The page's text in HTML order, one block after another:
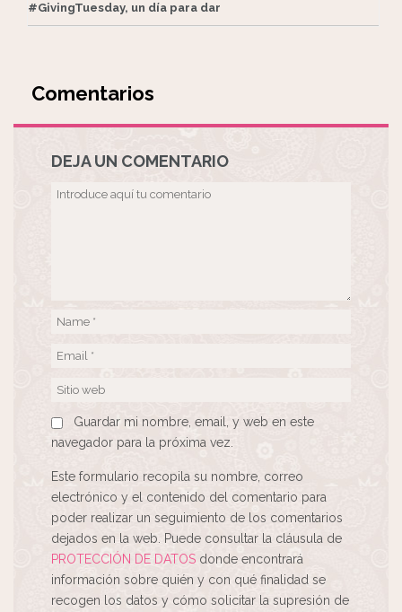
#GivingTuesday, un día para dar
Comentarios
DEJA UN COMENTARIO
Guardar mi nombre, email, y web en este
navegador para la próxima vez.
Este formulario recopila su nombre, correo
electrónico y el contenido del comentario para
poder realizar un seguimiento de los comentarios
dejados en la web. Puede consultar la cláusula de
PROTECCIÓN DE DATOS donde encontrará
información sobre quién y con qué finalidad se
recogen los datos y cómo solicitar la supresión de